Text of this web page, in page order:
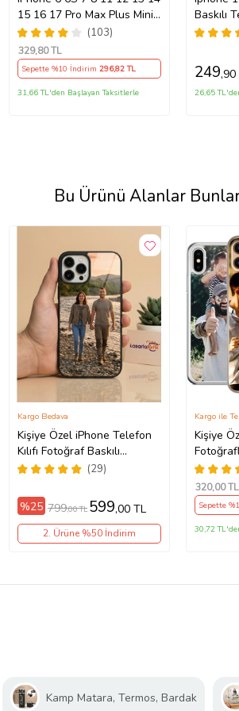
15 16 17 Pro Max Plus Mini
Kılıf Kişiye Özel Resimli
Fotoğraflı Silikon
(103)
329,80 TL
Sepette %10 İndirim 296,82 TL
31,66 TL'den Başlayan Taksitlerle
Baskılı
249,90
26,65
Bu Ürünü Alanlar
Kişiye Özel iPhone Telefon
Kılıfı Fotoğraf Baskılı
11/13/14/14Pro/14ProMax/15/15Pro/
(29)
Kargo Bedava
%25 799,00 TL 599,00 TL
2. Ürüne %50 İndirim
Kişiye
Telefon
(Telefon
Kargo ile
320,00 TL
Sepette
30,72
Kamp Matara, Termos, Bardak